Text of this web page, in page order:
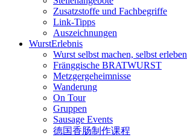
Zusatzstoffe und Fachbegriffe
Link-Tipps
Auszeichnungen
WurstErlebnis
Wurst selbst machen, selbst erleben
Fränggische BRATWURST
Metzgergeheimnisse
Wanderung
On Tour
Gruppen
Sausage Events
德国香肠制作课程